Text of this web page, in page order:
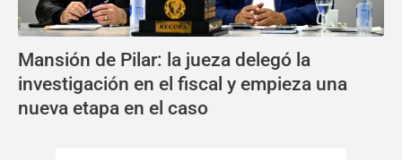
Mansión de Pilar: la jueza delegó la
investigación en el fiscal y empieza una
nueva etapa en el caso